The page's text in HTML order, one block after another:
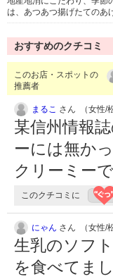
は、あつあつ揚げたてのあ
おすすめのクチコミ
このお店・スポットの
推薦者
まるこ さん （女性/
某信州情報
ーには無か
クリーミー
このクチコミに
にゃん さん （女性/
生乳のソフ
を食べてま